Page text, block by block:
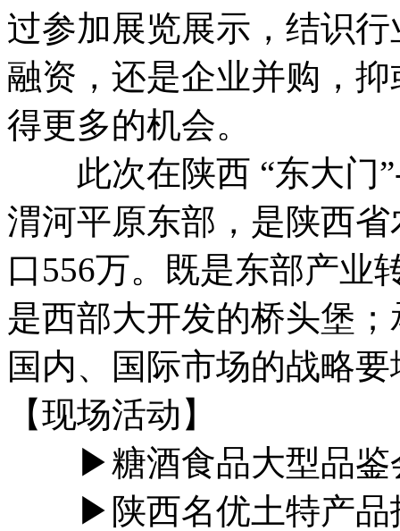
过参加展览展示，结识
融资，还是企业并购，
得更多的机会。
此次在陕西 “东大门
渭河平原东部，是陕西
口556万。既是东部产业
是西部大开发的桥头堡
国内、国际市场的战略
【现场活动】
▶糖酒食品大型品鉴
▶陕西名优土特产品